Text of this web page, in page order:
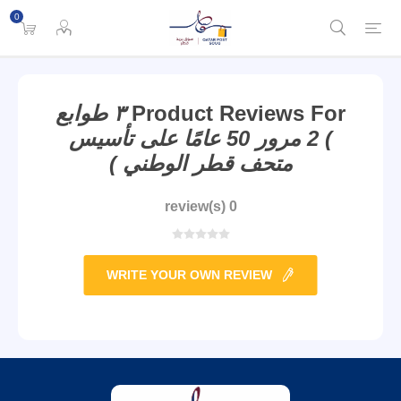
0
Product Reviews For
٣ طوابع
) 2 مرور 50 عامًا على تأسيس
متحف قطر الوطني )
0 review(s)
WRITE YOUR OWN REVIEW